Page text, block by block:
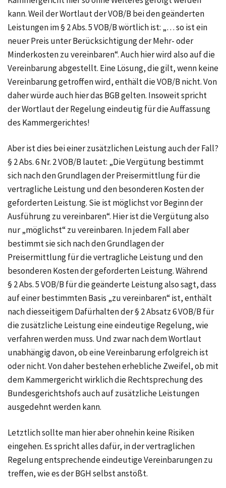
kann. Weil der Wortlaut der VOB/B bei den geänderten
Leistungen im§ 2 Abs. 5 VOB/Bwörtlich ist: „… so ist ein
neuer Preis unter Berücksichtigung der Mehr- oder
Minderkosten zu vereinbaren“. Auch hier wird also auf die
Vereinbarung abgestellt. Eine Lösung, die gilt, wenn keine
Vereinbarung getroffen wird, enthält die VOB/B nicht. Von
daher würde auch hier das BGB gelten. Insoweit spricht
der Wortlaut der Regelung eindeutig für die Auffassung
des Kammergerichtes!
Aber ist dies bei einer zusätzlichen Leistung auch der Fall?
§ 2 Abs. 6 Nr. 2 VOB/B lautet: „Die Vergütung bestimmt
sich nach den Grundlagen der Preisermittlung für die
vertragliche Leistung und den besonderen Kosten der
geforderten Leistung. Sie ist möglichst vor Beginn der
Ausführung zu vereinbaren“. Hier ist die Vergütung also
nur „möglichst“ zu vereinbaren. In jedem Fall aber
bestimmt sie sich nach den Grundlagen der
Preisermittlung für die vertragliche Leistung und den
besonderen Kosten der geforderten Leistung. Während
§ 2 Abs. 5 VOB/B für die geänderte Leistung also sagt, dass
auf einer bestimmten Basis „zu vereinbaren“ ist, enthält
nach diesseitigem Dafürhalten der§ 2 Absatz 6 VOB/B für
die zusätzliche Leistung eine eindeutige Regelung, wie
verfahren werden muss. Und zwar nach dem Wortlaut
unabhängig davon, ob eine Vereinbarung erfolgreich ist
oder nicht. Von daher bestehen erhebliche Zweifel, ob mit
dem Kammergericht wirklich die Rechtsprechung des
Bundesgerichtshofs auch auf zusätzliche Leistungen
ausgedehnt werden kann.
Letztlich sollte man hier aber ohnehin keine Risiken
eingehen. Es spricht alles dafür, in der vertraglichen
Regelung entsprechende eindeutige Vereinbarungen zu
treffen, wie es der BGH selbst anstößt.